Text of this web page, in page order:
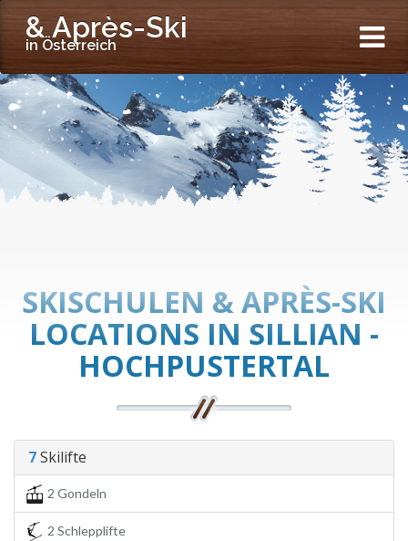
& Après-Ski
in Österreich
SKISCHULEN & APRÈS-SKI
LOCATIONS IN SILLIAN -
HOCHPUSTERTAL
7Skilifte
2 Gondeln
2 Schlepplifte